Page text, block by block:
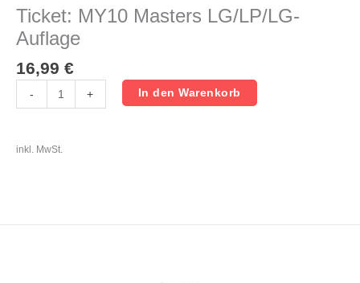
Ticket: MY10 Masters LG/LP/LG-
Auflage
16,99 €
-
Masters
LG/LP/LG-
Auflage
+ In den Warenkorb
inkl. MwSt.